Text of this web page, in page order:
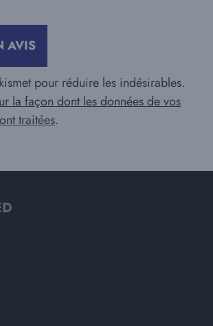
pour réduire les indésirables.
la façon dont les données de vos
traitées.